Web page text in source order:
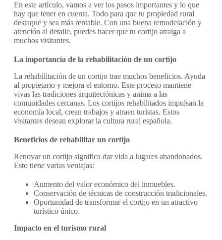
En este artículo, vamos a ver los pasos importantes y lo que
hay que tener en cuenta. Todo para que tu propiedad rural
destaque y sea más rentable. Con una buena remodelación y
atención al detalle, puedes hacer que tu cortijo atraiga a
muchos visitantes.
La importancia de la rehabilitación de un cortijo
La rehabilitación de un cortijo trae muchos beneficios. Ayuda
al propietario y mejora el entorno. Este proceso mantiene
vivas las tradiciones arquitectónicas y anima a las
comunidades cercanas. Los cortijos rehabilitados impulsan la
economía local, crean trabajos y atraen turistas. Estos
visitantes desean explorar la cultura rural española.
Beneficios de rehabilitar un cortijo
Renovar un cortijo significa dar vida a lugares abandonados.
Esto tiene varias ventajas:
Aumento del valor económico del inmuebles.
Conservación de técnicas de construcción tradicionales.
Oportunidad de transformar el cortijo en un atractivo
turístico único.
Impacto en el turismo rural